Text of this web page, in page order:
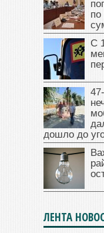
С
дошло до
ЛЕНТА